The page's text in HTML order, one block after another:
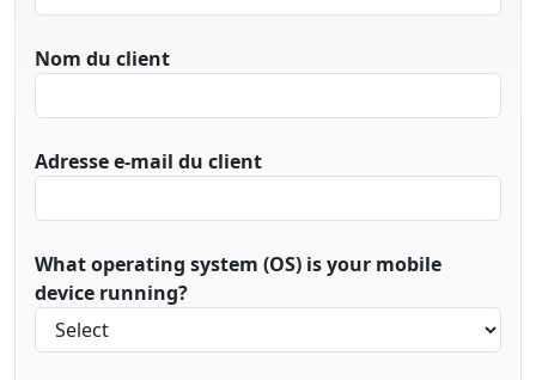
Nom du client
Adresse e-mail du client
What operating system (OS) is your mobile
device running?